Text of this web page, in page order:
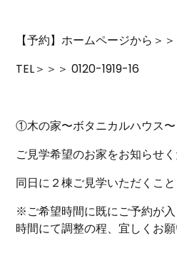
【予約】ホームページから＞
TEL＞＞＞ 0120-1919-16
①木の家〜ボタニカルハウス
ご見学希望のお家をお知らせく
同日に２棟ご見学いただくこ
※ご希望時間に既にご予約が
時間にて調整の程、宜しくお願